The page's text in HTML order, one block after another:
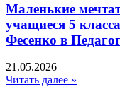
Маленькие
учащиеся 5
Фесенко в
21.05.2026
Читать далее »